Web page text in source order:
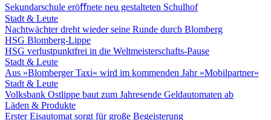
Sekundarschule eröﬀnete neu gestalteten Schulhof
Stadt & Leute
Nachtwächter dreht wieder seine Runde durch Blomberg
HSG Blomberg-Lippe
HSG verlustpunktfrei in die Weltmeisterschafts-Pause
Stadt & Leute
Aus »Blomberger Taxi« wird im kommenden Jahr »Mobilpartner«
Stadt & Leute
Volksbank Ostlippe baut zum Jahresende Geldautomaten ab
Läden & Produkte
Erster Eisautomat sorgt für große Begeisterung